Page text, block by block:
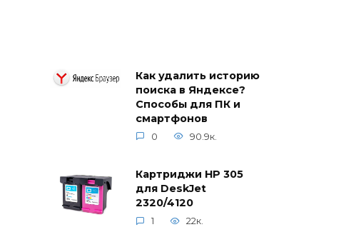
Как удалить историю
поиска в Яндексе?
Способы для ПК и
смартфонов
0 90.9к.
Картриджи HP 305
для DeskJet
2320/4120
1 22к.